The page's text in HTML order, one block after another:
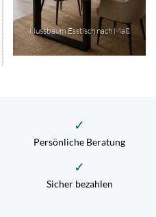
Nussbaum Esstisch nach Maß
✓
Persönliche Beratung
✓
Sicher bezahlen